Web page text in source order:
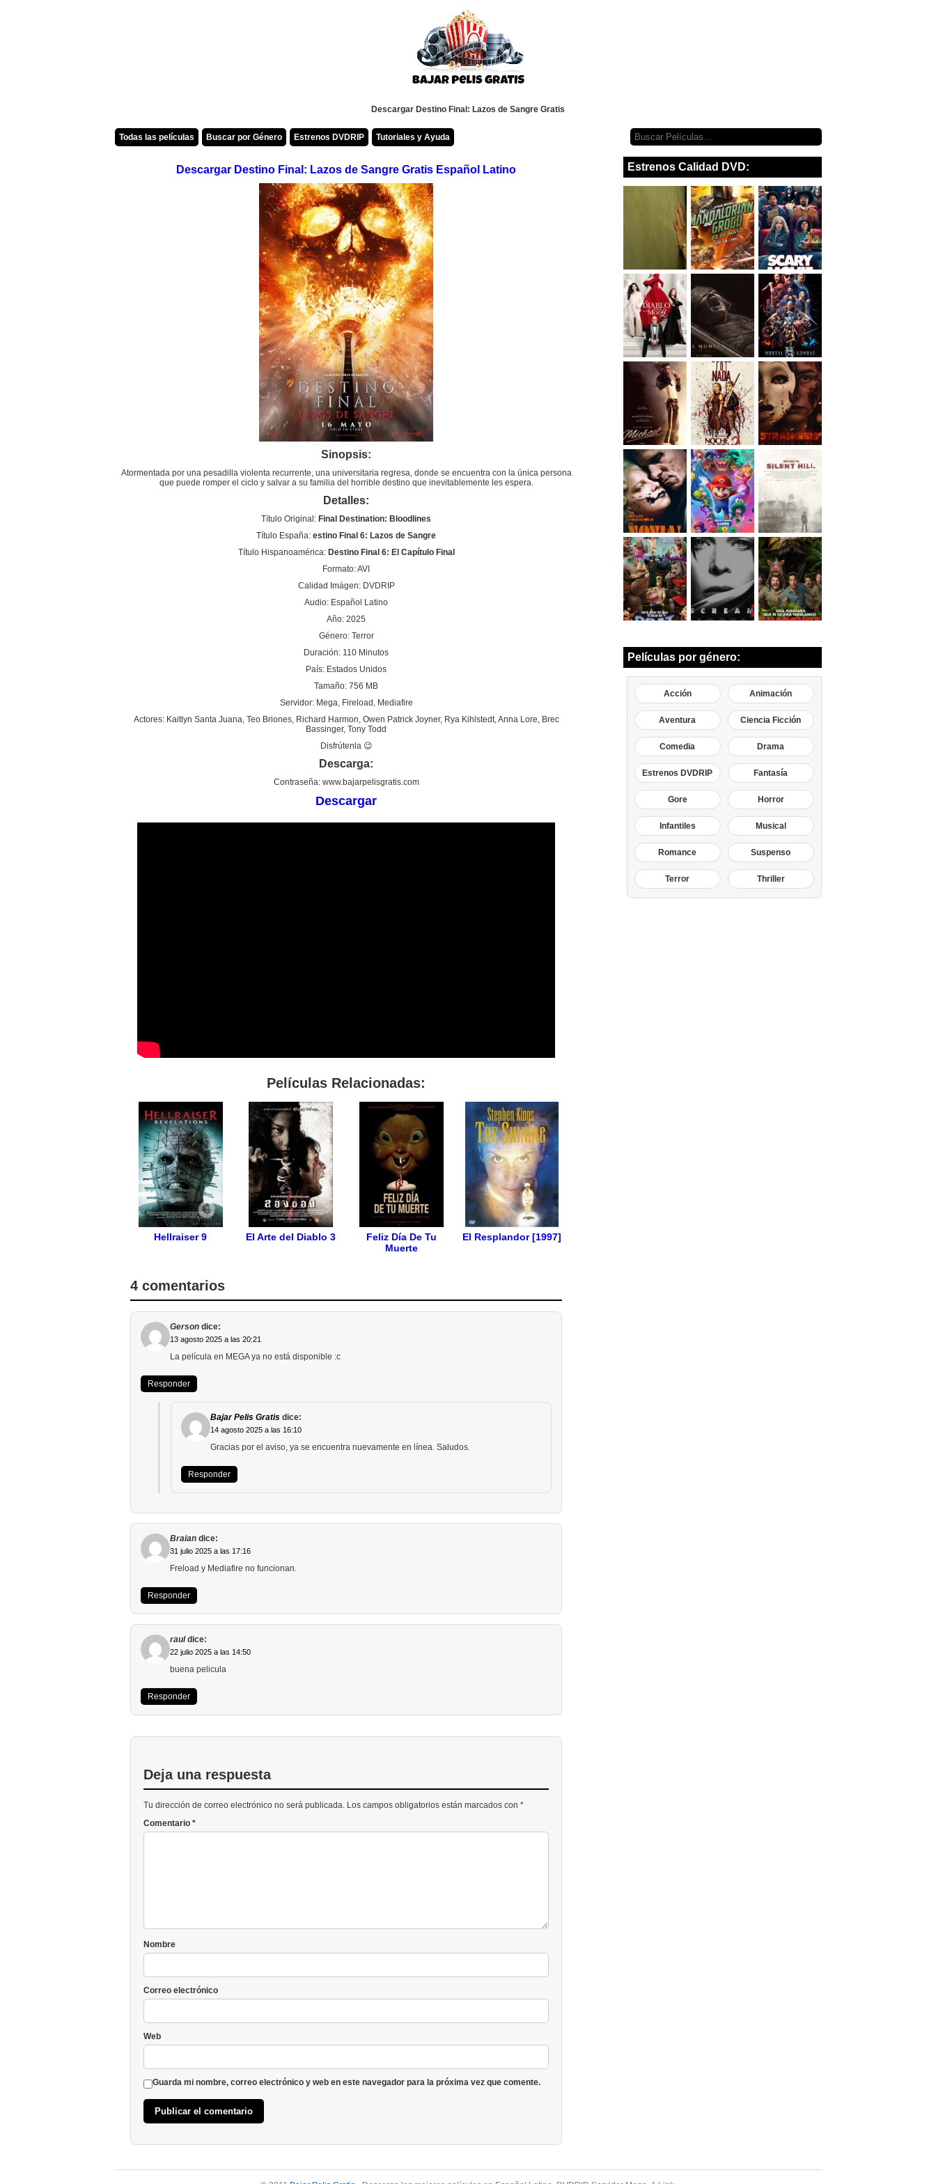
Descargar Destino Final: Lazos de Sangre Gratis
Todas las películas Buscar por Género Estrenos DVDRIP Tutoriales y Ayuda
Descargar Destino Final: Lazos de Sangre Gratis Español Latino
Sinopsis:
Atormentada por una pesadilla violenta recurrente, una universitaria regresa, donde se encuentra con la única persona
que puede romper el ciclo y salvar a su familia del horrible destino que inevitablemente les espera.
Detalles:
Título Original: Final Destination: Bloodlines
Título España: estino Final 6: Lazos de Sangre
Título Hispanoamérica: Destino Final 6: El Capítulo Final
Formato: AVI
Calidad Imágen: DVDRIP
Audio: Español Latino
Año: 2025
Género: Terror
Duración: 110 Minutos
País: Estados Unidos
Tamaño: 756 MB
Servidor: Mega, Fireload, Mediafire
Actores: Kaitlyn Santa Juana, Teo Briones, Richard Harmon, Owen Patrick Joyner, Rya Kihlstedt, Anna Lore, Brec
Bassinger, Tony Todd
Disfrútenla 😉
Descarga:
Contraseña: www.bajarpelisgratis.com
Descargar
Películas Relacionadas:
Hellraiser 9 El Arte del Diablo 3
Feliz Día De Tu
Muerte
El Resplandor [1997]
4 comentarios
Gerson dice:
13 agosto 2025 a las 20:21
La película en MEGA ya no está disponible :c
Responder
Bajar Pelis Gratis dice:
14 agosto 2025 a las 16:10
Gracias por el aviso, ya se encuentra nuevamente en línea. Saludos.
Responder
Braian dice:
31 julio 2025 a las 17:16
Freload y Mediafire no funcionan.
Responder
raul dice:
22 julio 2025 a las 14:50
buena pelicula
Responder
Deja una respuesta
Tu dirección de correo electrónico no será publicada. Los campos obligatorios están marcados con *
Comentario *
Nombre
Correo electrónico
Web
Guarda mi nombre, correo electrónico y web en este navegador para la próxima vez que comente.
Estrenos Calidad DVD:
Películas por género:
Acción Animación
Aventura Ciencia Ficción
Comedia Drama
Estrenos DVDRIP Fantasía
Gore Horror
Infantiles Musical
Romance Suspenso
Terror Thriller